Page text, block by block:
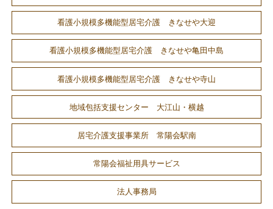
看護小規模多機能型居宅介護 きなせや大迎
看護小規模多機能型居宅介護 きなせや亀田中島
看護小規模多機能型居宅介護 きなせや寺山
地域包括支援センター 大江山・横越
居宅介護支援事業所 常陽会駅南
常陽会福祉用具サービス
法人事務局